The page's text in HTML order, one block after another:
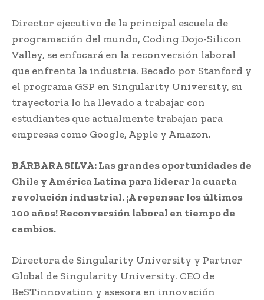
Director ejecutivo de la principal escuela de
programación del mundo, Coding Dojo-Silicon
Valley, se enfocará en la reconversión laboral
que enfrenta la industria. Becado por Stanford y
el programa GSP en Singularity University, su
trayectoria lo ha llevado a trabajar con
estudiantes que actualmente trabajan para
empresas como Google, Apple y Amazon.
BÁRBARA SILVA: Las grandes oportunidades de
Chile y América Latina para liderar la cuarta
revolución industrial. ¡A repensar los últimos
100 años! Reconversión laboral en tiempo de
cambios.
Directora de Singularity University y Partner
Global de Singularity University. CEO de
BeSTinnovation y asesora en innovación